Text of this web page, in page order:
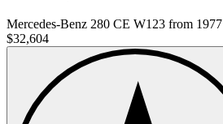
Mercedes-Benz 280 CE W123 from 1977
$32,604